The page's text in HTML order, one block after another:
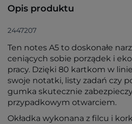
Opis produktu
2447207
Ten notes A5 to doskonałe
ceniących sobie porządek i
pracy. Dzięki 80 kartkom w
swoje notatki, listy zadań czy
gumka skutecznie
przypadkowym otwarciem.
Okładka wykonana z filcu i